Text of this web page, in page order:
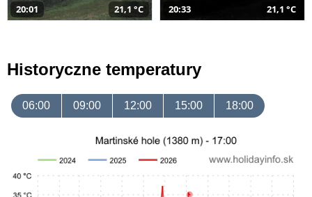
20:01 21,1 °C 20:33 21,1 °C
Historyczne temperatury
06:00 09:00 12:00 15:00 18:00